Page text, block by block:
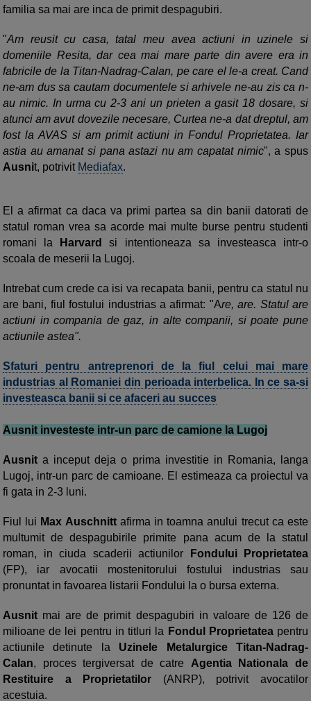
familia sa mai are inca de primit despagubiri.
"Am reusit cu casa, tatal meu avea actiuni in uzinele si
domeniile Resita, dar cea mai mare parte din avere era in
fabricile de la Titan-Nadrag-Calan, pe care el le-a creat. Cand
ne-am dus sa cautam documentele si arhivele ne-au zis ca n-
au nimic. In urma cu 2-3 ani un prieten a gasit 18 dosare, si
atunci am avut dovezile necesare, Curtea ne-a dat dreptul, am
fost la AVAS si am primit actiuni in Fondul Proprietatea. Iar
astia au amanat si pana astazi nu am capatat nimic", a spus
Ausnit, potrivit Mediafax.
El a afirmat ca daca va primi partea sa din banii datorati de
statul roman vrea sa acorde mai multe burse pentru studenti
romani la Harvardsi intentioneaza sa investeasca intr-o
scoala de meserii la Lugoj.
Intrebat cum crede ca isi va recapata banii, pentru ca statul nu
are bani, fiul fostului industrias a afirmat: "Are, are. Statul are
actiuni in compania de gaz, in alte companii, si poate pune
actiunile astea".
Sfaturi pentru antreprenori de la fiul celui mai mare
industrias al Romaniei din perioada interbelica. In ce sa-si
investeasca banii si ce afaceri au succes
Ausnit investeste intr-un parc de camione la Lugoj
Ausnita inceput deja o prima investitie in Romania, langa
Lugoj, intr-un parc de camioane. El estimeaza ca proiectul va
fi gata in 2-3 luni.
Fiul lui Max Auschnittafirma in toamna anului trecut ca este
multumit de despagubirile primite pana acum de la statul
roman, in ciuda scaderii actiunilor Fondului Proprietatea
(FP), iar avocatii mostenitorului fostului industrias sau
pronuntat in favoarea listarii Fondului la o bursa externa.
Ausnit mai are de primit despagubiri in valoare de 126 de
milioane de lei pentru in titluri la Fondul Proprietateapentru
actiunile detinute la Uzinele Metalurgice Titan-Nadrag-
Calan, proces tergiversat de catre Agentia Nationala de
Restituire a Proprietatilor (ANRP), potrivit avocatilor
acestuia.